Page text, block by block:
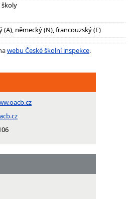
školy
(A), německý (N), francouzský (F)
webu České školní inspekce.